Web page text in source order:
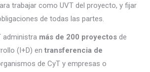
trabajar como UVT del proyecto, y fijar
de todas las partes.
administra más de 200 proyectos de
(I+D) en transferencia de
de CyT y empresas o